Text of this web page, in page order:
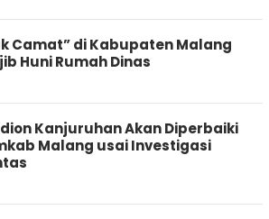
Camat” di Kabupaten Malang
Huni Rumah Dinas
Kanjuruhan Akan Diperbaiki
Malang usai Investigasi